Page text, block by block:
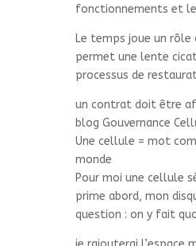
fonctionnements et
Le temps joue un rôle
permet une lente
processus de
un contrat doit être
blog Gouvernance
Une cellule = mot
monde
Pour moi une cellule
prime abord, mon
question : on y fait